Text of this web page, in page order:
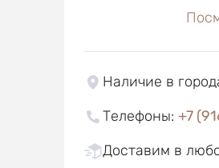
Наличие в
Телефоны: +7
Доставим в